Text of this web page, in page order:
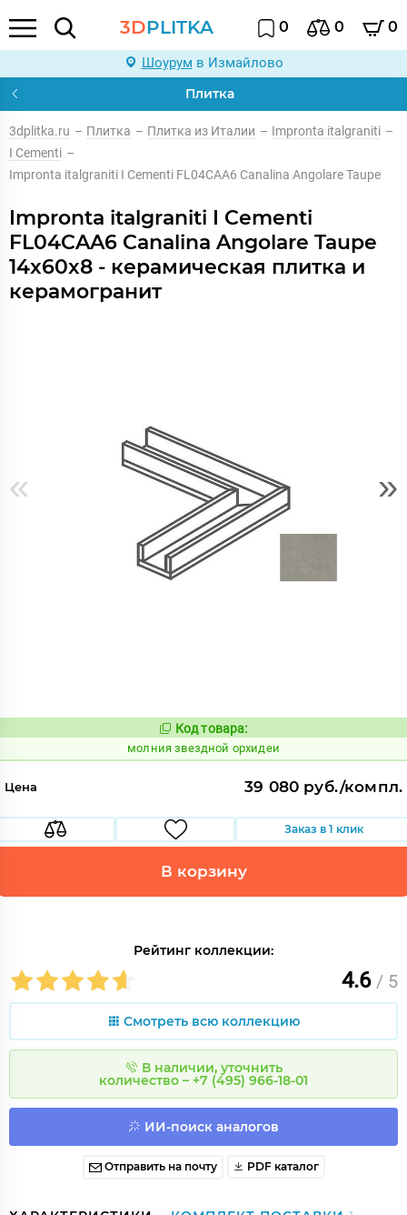
3DPLITKA 0 0 0
Шоурум в Измайлово
Плитка
3dplitka.ru – Плитка – Плитка из Италии – Impronta italgraniti –
I Cementi –
Impronta italgraniti I Cementi FL04CAA6 Canalina Angolare Taupe
Impronta italgraniti I Cementi
FL04CAA6 Canalina Angolare Taupe
14x60x8 - керамическая плитка и
керамогранит
« »
Код:
1003689
Код товара:
молния звездной орхидеи
Цена 39 080 руб./компл.
Заказ в 1 клик
В корзину
Рейтинг коллекции:
4.6 / 5
Смотреть всю коллекцию
В наличии, уточнить
количество – +7 (495) 966-18-01
ИИ-поиск аналогов
Отправить на почту PDF каталог